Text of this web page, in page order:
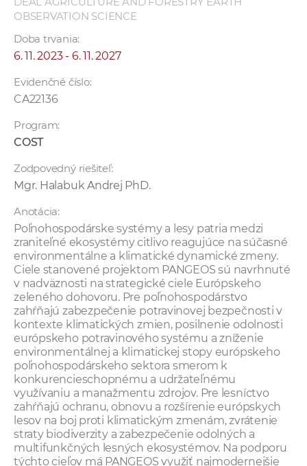
OBSERVATION SCIENCE
Doba trvania:
6. 11. 2023 - 6. 11. 2027
Evidenčné číslo:
CA22136
Program:
COST
Zodpovedný riešiteľ:
Mgr. Halabuk Andrej PhD.
Anotácia:
Poľnohospodárske systémy a lesy patria medzi
zraniteľné ekosystémy citlivo reagujúce na súčasné
environmentálne a klimatické dynamické zmeny.
Ciele stanovené projektom PANGEOS sú navrhnuté
v nadväznosti na strategické ciele Európskeho
zeleného dohovoru. Pre poľnohospodárstvo
zahŕňajú zabezpečenie potravinovej bezpečnosti v
kontexte klimatických zmien, posilnenie odolnosti
európskeho potravinového systému a zníženie
environmentálnej a klimatickej stopy európskeho
poľnohospodárskeho sektora smerom k
konkurencieschopnému a udržateľnému
využívaniu a manažmentu zdrojov. Pre lesníctvo
zahŕňajú ochranu, obnovu a rozšírenie európskych
lesov na boj proti klimatickým zmenám, zvrátenie
straty biodiverzity a zabezpečenie odolných a
multifunkčných lesných ekosystémov. Na podporu
týchto cieľov má PANGEOS využiť najmodernejšie